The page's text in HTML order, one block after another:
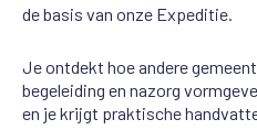
de basis van onze Expeditie.
Je ontdekt hoe andere
begeleiding en nazorg
en je krijgt praktische